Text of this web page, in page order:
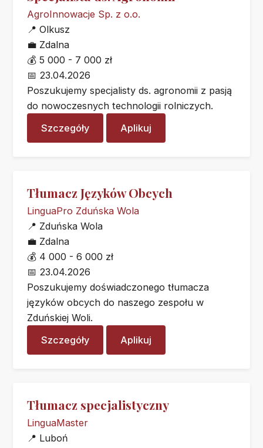
AgroInnowacje Sp. z o.o.
📍 Olkusz
💼 Zdalna
💰 5 000 - 7 000 zł
📅 23.04.2026
Poszukujemy specjalisty ds. agronomii z pasją
do nowoczesnych technologii rolniczych.
Szczegóły
Aplikuj
Tłumacz Języków Obcych
LinguaPro Zduńska Wola
📍 Zduńska Wola
💼 Zdalna
💰 4 000 - 6 000 zł
📅 23.04.2026
Poszukujemy doświadczonego tłumacza
języków obcych do naszego zespołu w
Zduńskiej Woli.
Szczegóły
Aplikuj
Tłumacz specjalistyczny
LinguaMaster
📍 Luboń